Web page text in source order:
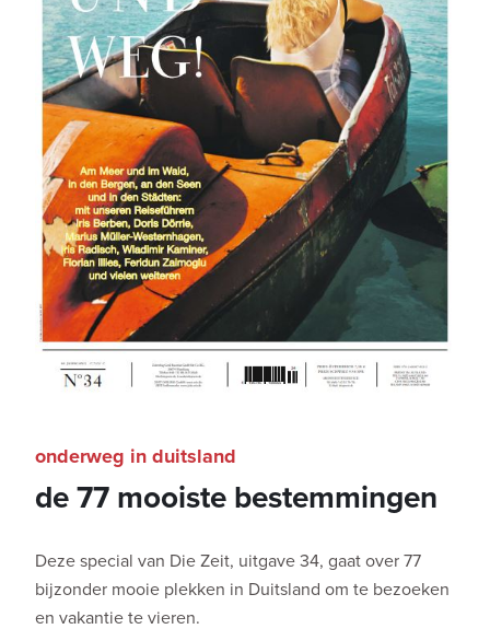
de 77 mooiste bestemmingen
onderweg in duitsland
Deze special van Die Zeit, uitgave 34, gaat over 77
bijzonder mooie plekken in Duitsland om te bezoeken
en vakantie te vieren.